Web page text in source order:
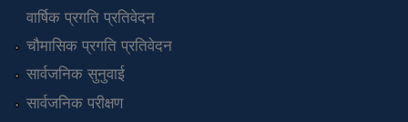
वार्षिक प्रगति प्रतिवेदन
चौमासिक प्रगति प्रतिवेदन
सार्वजनिक सुनुवाई
सार्वजनिक परीक्षण